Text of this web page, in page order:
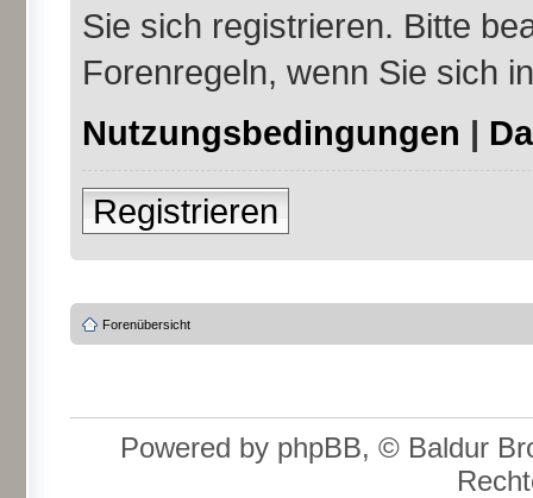
Sie sich registrieren. Bitte
Forenregeln, wenn Sie sich
Nutzungsbedingungen |
Registrieren
Forenübersicht
Powered by phpBB, © Baldur